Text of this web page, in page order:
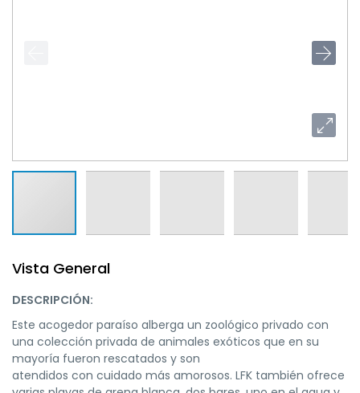
Vista General
DESCRIPCIÓN:
Este acogedor paraíso alberga un zoológico privado con
una colección privada de animales exóticos que en su
mayoría fueron rescatados y son
atendidos con cuidado más amorosos. LFK también ofrece